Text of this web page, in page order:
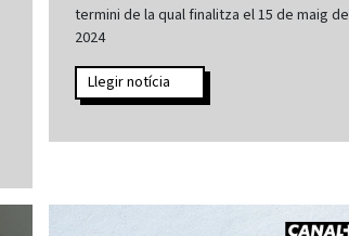
termini de la qual finalitza el 15 de maig de
2024
Llegir notícia